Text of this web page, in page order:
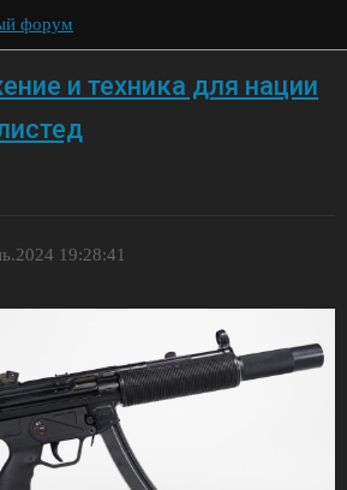
форум
и техника для нации
19:28:41